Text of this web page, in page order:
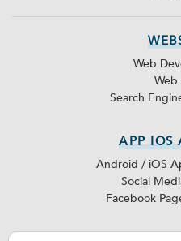
Web
Search
APP IOS
Android / iOS
Social
Facebook